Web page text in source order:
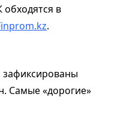
в
.
Самые «дорогие»